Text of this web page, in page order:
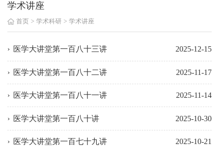
学术讲座
首页 > 学术科研 > 学术讲座
医学大讲堂第一百八十三讲 2025-12-15
医学大讲堂第一百八十二讲 2025-11-17
医学大讲堂第一百八十一讲 2025-11-14
医学大讲堂第一百八十讲 2025-10-30
医学大讲堂第一百七十九讲 2025-10-21